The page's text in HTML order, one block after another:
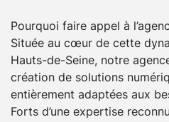
Pourquoi faire appel à
Située au cœur de cette
Hauts-de-Seine, notre
création de solutions
entièrement adaptées aux
Forts d’une expertise